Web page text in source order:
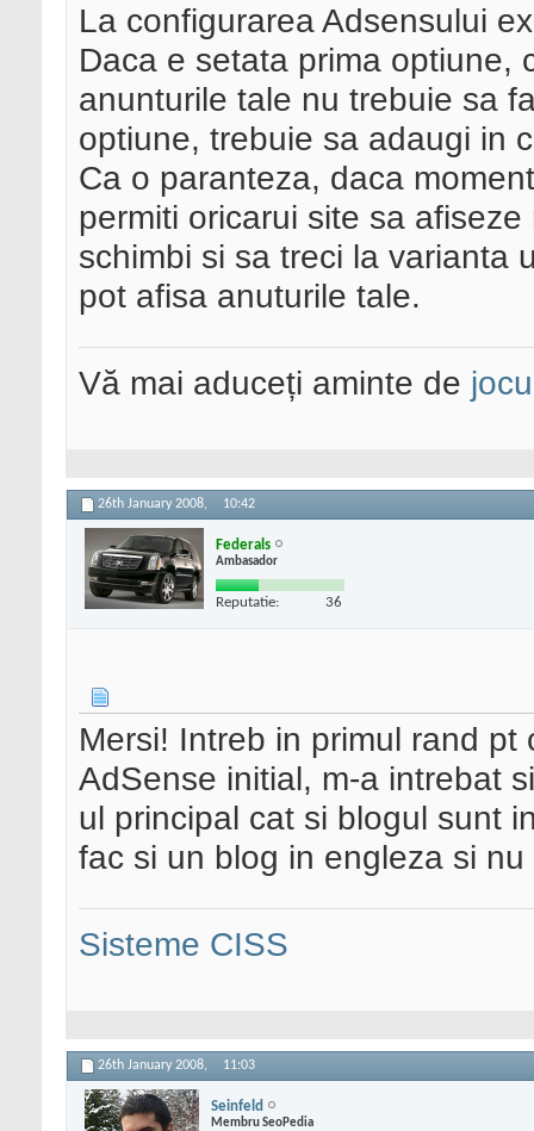
La configurarea Adsensului
Daca e setata prima optiune,
anunturile tale nu trebuie sa
optiune, trebuie sa adaugi in
Ca o paranteza, daca
permiti oricarui site sa
schimbi si sa treci la varianta
pot afisa anuturile tale.
Vă mai aduceți aminte de
26th January 2008, 10:42
Federals
Ambasador
Reputatie: 36
Mersi! Intreb in primul rand
AdSense initial, m-a intrebat
ul principal cat si blogul sunt
fac si un blog in engleza si
Sisteme CISS
26th January 2008, 11:03
Seinfeld
Membru SeoPedia